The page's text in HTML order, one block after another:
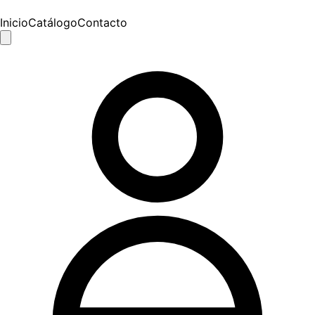
InicioCatálogoContacto